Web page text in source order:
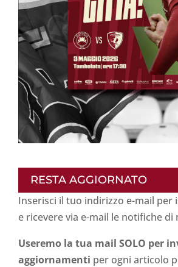
RESTA AGGIORNATO
Inserisci il tuo indirizzo e-mail per
e ricevere via e-mail le notifiche di
Useremo la tua mail SOLO per
aggiornamenti per ogni articolo